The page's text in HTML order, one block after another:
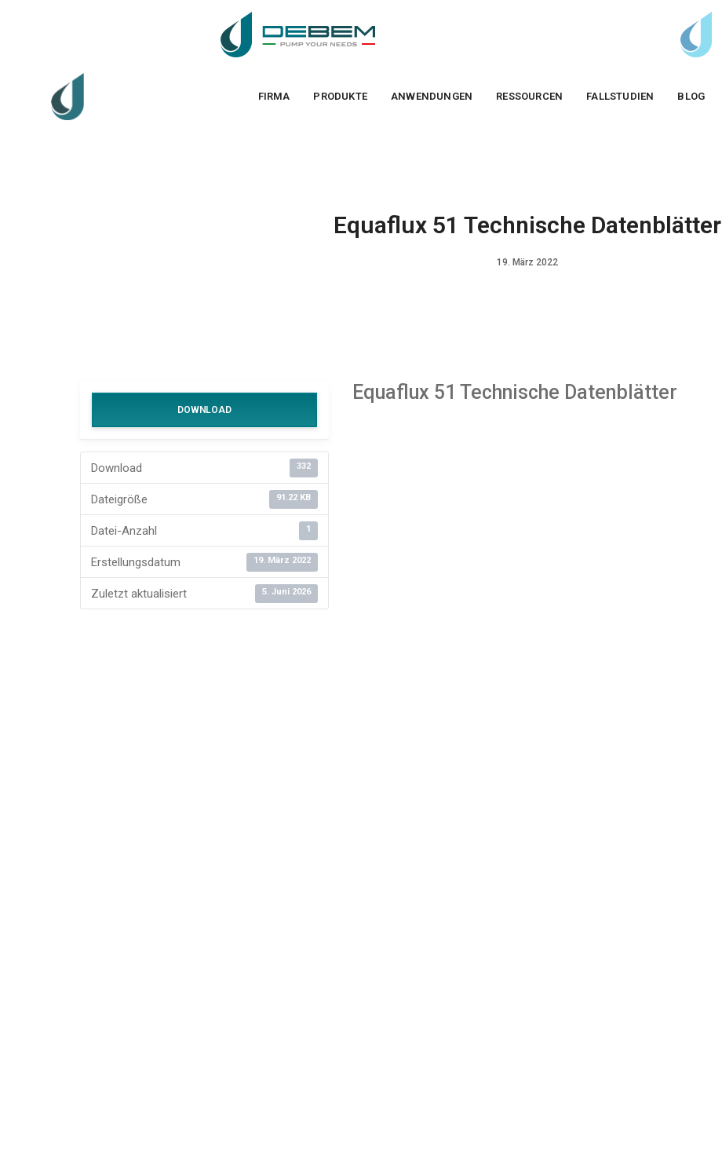
FIRMA PRODUKTE ANWENDUNGEN RESSOURCEN FALLSTUDIEN BLOG
Equaflux 51 Technische Datenblätter
19. März 2022
DOWNLOAD
Download 332
Dateigröße 91.22 KB
Datei-Anzahl 1
Erstellungsdatum 19. März 2022
Zuletzt aktualisiert 5. Juni 2026
Equaflux 51 Technische Datenblätter